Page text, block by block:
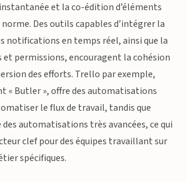
et la co-édition d’éléments
Des outils capables d’intégrer la
notifications en temps réel, ainsi que la
et permissions, encouragent la cohésion
des efforts. Trello par exemple,
« Butler », offre des automatisations
le flux de travail, tandis que
automatisations très avancées, ce qui
clef pour des équipes travaillant sur
spécifiques.